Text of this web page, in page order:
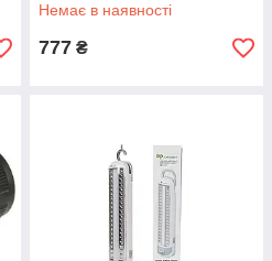
Немає в наявності
777 ₴